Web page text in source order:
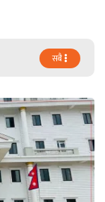
सबै